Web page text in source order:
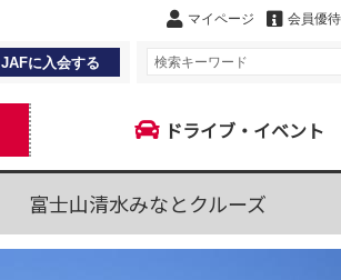
マイページ 会員優
JAFに入会する
ドライブ・イベント
富士山清水みなとクルーズ